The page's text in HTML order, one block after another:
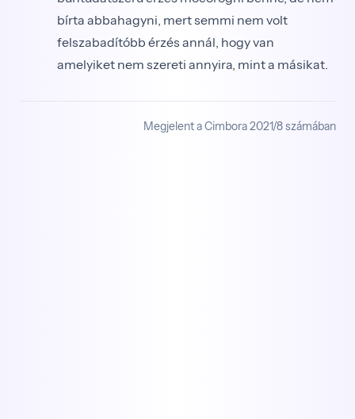
bírta abbahagyni, mert semmi nem volt
felszabadítóbb érzés annál, hogy van
amelyiket nem szereti annyira, mint a másikat.
Megjelent a Cimbora 2021/8 számában